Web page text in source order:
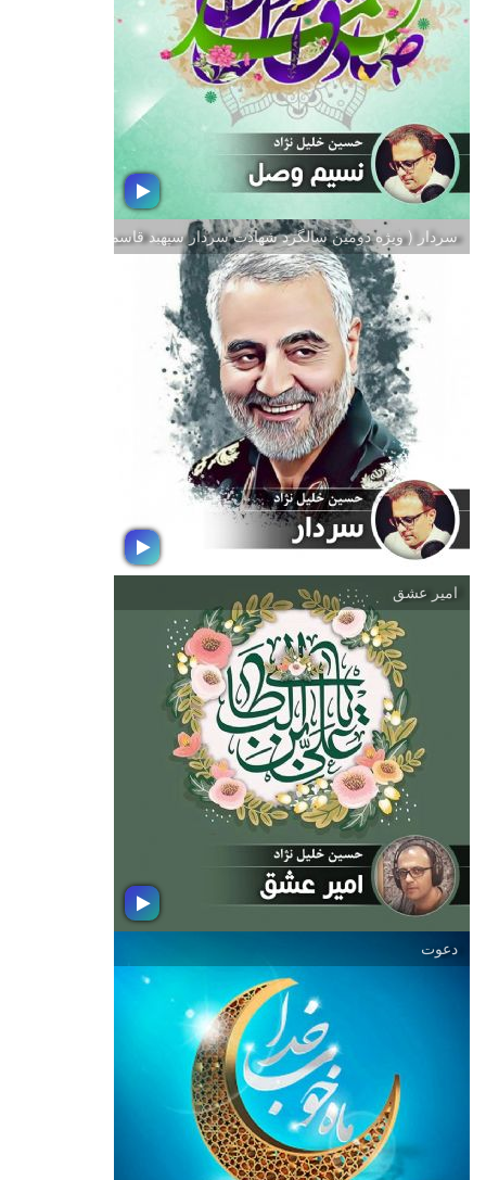
مجموعه ای از موسیقی مناسب برای
پخش در رستوران و كافه به انتخاب و
اجرای حسین خلیل نژاد تهیه كننده رادیو
جوان
نسیم وصل - قسمت دوم
با عرض تبریك به مناسبت فرارسیدن ایام
میلاد با سعادت حضرت ختمی مرتبت
رسول اكرم محمد مصطفی (ص) و هفته
وحدت ؛ دعوتید به شنیدن بسته موسیقی
نسیم وصل به تهیه كنندگی و اجرای
حسین خلیل نژاد تهیه كننده رادیو جوان
سردار ( ویژه دومین سالگرد شهادت سردار سپهبد قاسم سلیمانی )
سردار ( ویژه دومین سالگرد شهادت
سردار سپهبد قاسم سلیمانی )
تو رسیدی به آرزوی خودت چه كند این
جهان تباهی را؟ در دومین سالگرد شهادت
سردار دلها به شنیدن این بسته موسیقی
دعوتید.
امیر عشق
امیر عشق
در سالروز ولادت با سعادت مولای
متقیان حضرت علی (ع) و گرامیداشت
روز پدر شنونده بسته موسیقی امیر
عشق با تهیه كنندگی و اجرای حسین
خلیل نژاد نهیه كننده رادیو جوان باشید
دعوت